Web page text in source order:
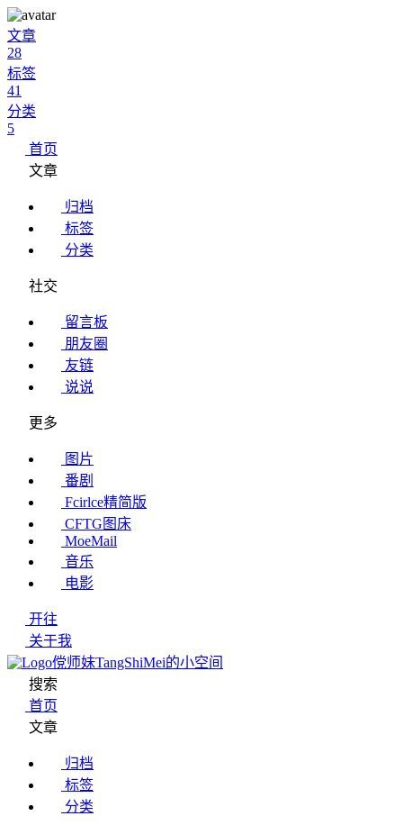
文章
28
标签
41
分类
5
首页
文章
归档
标签
分类
社交
留言板
朋友圈
友链
说说
更多
图片
番剧
Fcirlce精简版
CFTG图床
MoeMail
音乐
电影
开往
关于我
傥师妹TangShiMei的小空间
搜索
首页
文章
归档
标签
分类